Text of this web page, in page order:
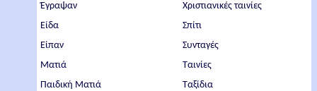
Έγραψαν
Είδα
Είπαν
Ματιά
Παιδική Ματιά
Χριστιανικές ταινίες
Σπίτι
Συνταγές
Ταινίες
Ταξίδια